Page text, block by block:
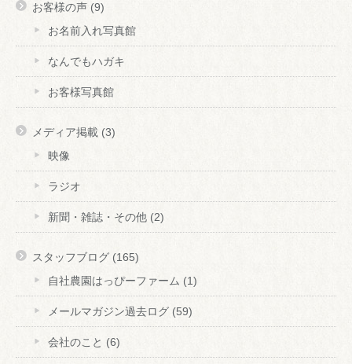
お客様の声 (9)
お名前入れ写真館
なんでもハガキ
お客様写真館
メディア掲載 (3)
映像
ラジオ
新聞・雑誌・その他 (2)
スタッフブログ (165)
自社農園はっぴーファーム (1)
メールマガジン過去ログ (59)
会社のこと (6)